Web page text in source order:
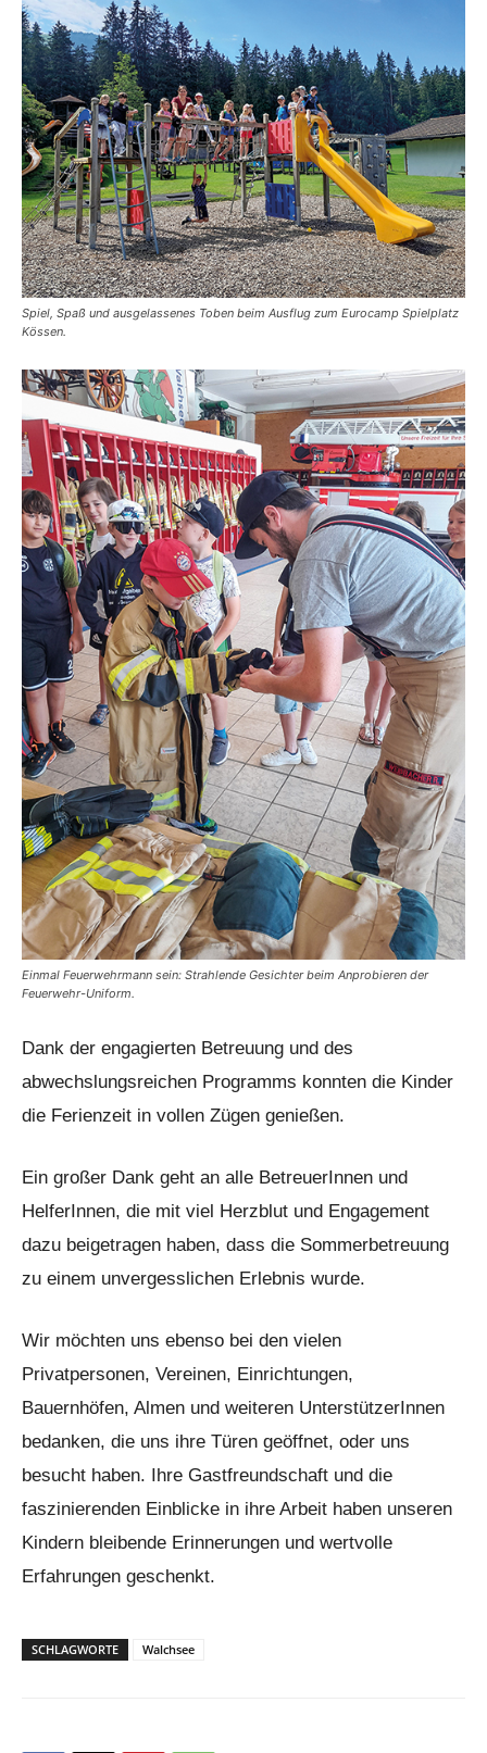
Spiel, Spaß und ausgelassenes Toben beim Ausflug zum Eurocamp Spielplatz
Kössen.
Einmal Feuerwehrmann sein: Strahlende Gesichter beim Anprobieren der
Feuerwehr-Uniform.
Dank der engagierten Betreuung und des
abwechslungsreichen Programms konnten die Kinder
die Ferienzeit in vollen Zügen genießen.
Ein großer Dank geht an alle BetreuerInnen und
HelferInnen, die mit viel Herzblut und Engagement
dazu beigetragen haben, dass die Sommerbetreuung
zu einem unvergesslichen Erlebnis wurde.
Wir möchten uns ebenso bei den vielen
Privatpersonen, Vereinen, Einrichtungen,
Bauernhöfen, Almen und weiteren UnterstützerInnen
bedanken, die uns ihre Türen geöffnet, oder uns
besucht haben. Ihre Gastfreundschaft und die
faszinierenden Einblicke in ihre Arbeit haben unseren
Kindern bleibende Erinnerungen und wertvolle
Erfahrungen geschenkt.
SCHLAGWORTE Walchsee